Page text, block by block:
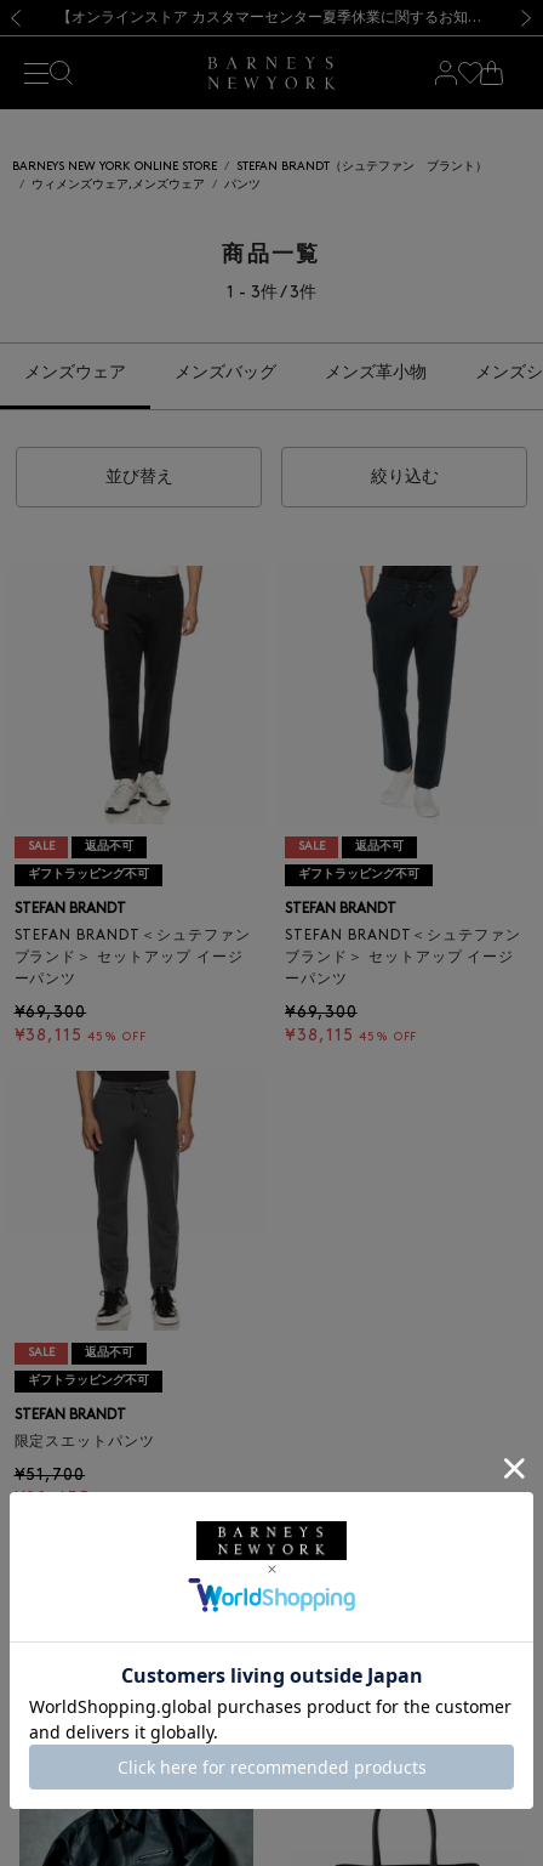
新規登録のお客様も対象！＜MY BARNEYS＞会員のお客様は11,000円（税込）以上のお買上げで常時送料無料！お買い物の際は会員登録を！
【夏季休業に伴う出荷一時停止のお知らせ】(2026.8.7) 【オンラインストア カスタマーセンター夏季休業に関するお知らせ】（2026.8.7）
【夏季休業に伴う返品・交換承り一時停止のお知らせ】（2026.8.5）
熊本県を中心とした地震の影響によるお荷物のお届けについて
【開催中】SUMMER SALEのご案内・ご注意事項 新規登録のお客様も対象！＜MY BARNEYS＞会員のお客様は11,000円（税込）以上のお買上げで常時送料無料！お買い物の際は会員登録を！
【夏季休業に伴う出荷一時停止のお知らせ】(2026.8.7)
BARNEYS NEW YORK ONLINE STORE
STEFAN BRANDT（シュテファン ブラント）
ウィメンズウェア,メンズウェア
パンツ
商品一覧
1 - 3件 / 3件
メンズウェア メンズバッグ メンズ革小物 メンズ
並び替え 絞り込む
SALE 返品不可
ギフトラッピング不可
STEFAN BRANDT
STEFAN BRANDT＜シュテファン
ブランド＞ セットアップ イージ
ーパンツ
¥69,300
¥38,115 45% OFF
SALE 返品不可
ギフトラッピング不可
STEFAN BRANDT
STEFAN BRANDT＜シュテファン
ブランド＞ セットアップ イージ
ーパンツ
¥69,300
¥38,115 45% OFF
SALE 返品不可
ギフトラッピング不可
STEFAN BRANDT
限定スエットパンツ
¥51,700
¥28,435
1
RECOMMEND